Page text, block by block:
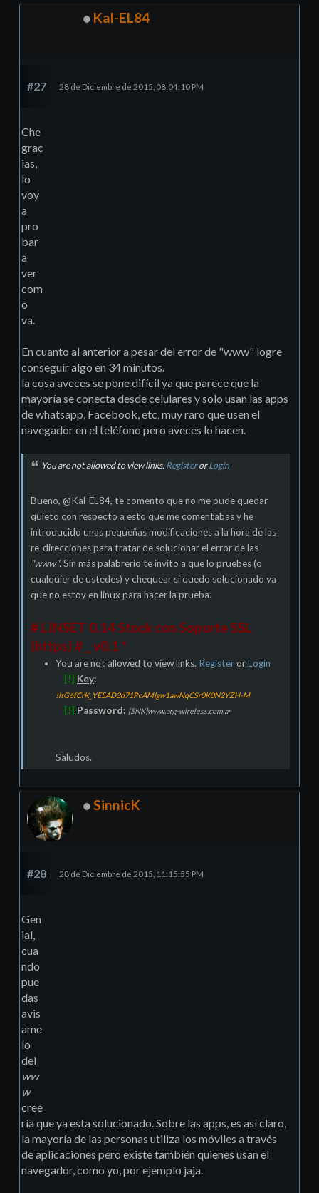
Kal-EL84
#27 28 de Diciembre de 2015, 08:04:10 PM
Che
grac
ias,
lo
voy
a
pro
bar
a
ver
com
o
va.
En cuanto al anterior a pesar del error de "www" logre
conseguir algo en 34 minutos.
la cosa aveces se pone difícil ya que parece que la
mayoría se conecta desde celulares y solo usan las apps
de whatsapp, Facebook, etc, muy raro que usen el
navegador en el teléfono pero aveces lo hacen.
You are not allowed to view links. RegisterorLogin
Bueno, @Kal-EL84, te comento que no me pude quedar
quieto con respecto a esto que me comentabas y he
introducido unas pequeñas modificaciones a la hora de las
re-direcciones para tratar de solucionar el error de las
"www". Sin más palabrerio te invito a que lo pruebes (o
cualquier de ustedes) y chequear si quedo solucionado ya
que no estoy en linux para hacer la prueba.
# LINSET 0.14 Stock con Soporte SSL
(https) # _ v0.1 *
You are not allowed to view links. RegisterorLogin
[!] Key:
!ltG6fCrK_YE5AD3d71PcAMIgw1awNqCSr0K0N2YZH-M
[!] Password: [SNK]www.arg-wireless.com.ar
Saludos.
SinnicK
#28 28 de Diciembre de 2015, 11:15:55 PM
Gen
ial,
cua
ndo
pue
das
avis
ame
lo
del
ww
w
cree
ría que ya esta solucionado. Sobre las apps, es así claro,
la mayoría de las personas utiliza los móviles a través
de aplicaciones pero existe también quienes usan el
navegador, como yo, por ejemplo jaja.